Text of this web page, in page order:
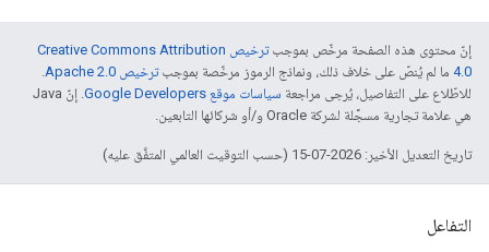
إنّ محتوى هذه الصفحة مرخّص بموجب
ترخيص Creative Commons Attribution
4.0‏ ما لم يُنصّ على خلاف ذلك، ونماذج الرموز مرخّصة بموجبترخيص Apache 2.0‏
.
للاطّلاع على التفاصيل، يُرجى مراجعة سياسات موقع Google Developers‏
. إنّ Java
هي علامة تجارية مسجَّلة لشركة Oracle و/أو شركائها التابعين.
تاريخ التعديل الأخير: 2026-07-15 (حسب التوقيت العالمي المتفَّق عليه)
التفاعل